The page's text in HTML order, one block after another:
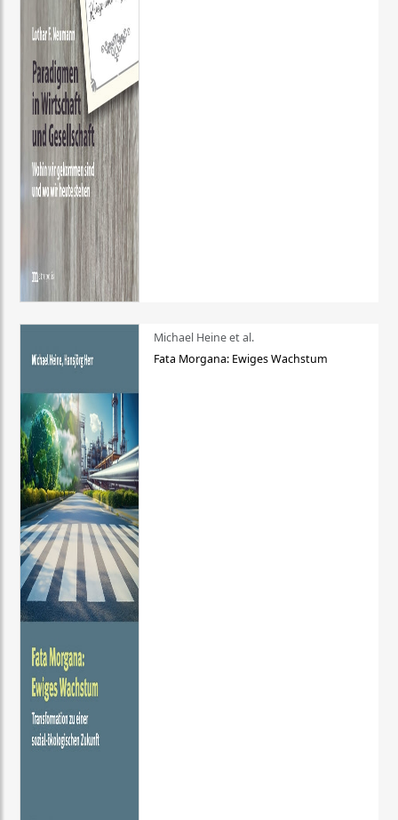
Michael Heine et al.
Fata Morgana: Ewiges Wachstum